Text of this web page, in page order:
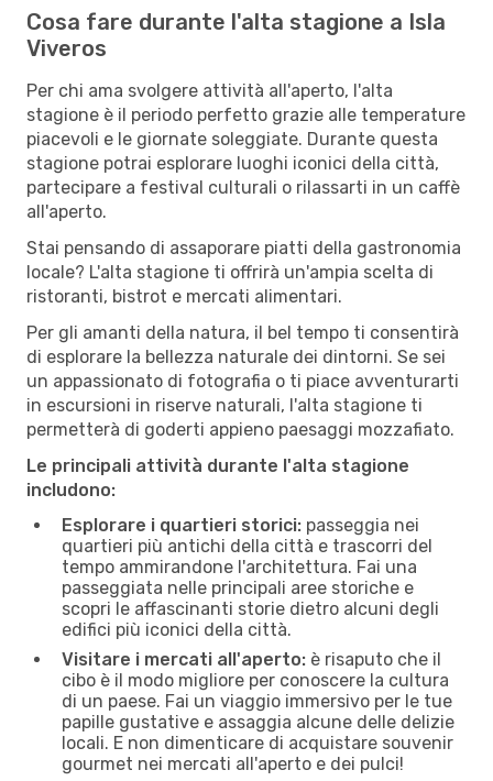
Cosa fare durante l'alta stagione a Isla
Viveros
Per chi ama svolgere attività all'aperto, l'alta
stagione è il periodo perfetto grazie alle temperature
piacevoli e le giornate soleggiate. Durante questa
stagione potrai esplorare luoghi iconici della città,
partecipare a festival culturali o rilassarti in un caffè
all'aperto.
Stai pensando di assaporare piatti della gastronomia
locale? L'alta stagione ti offrirà un'ampia scelta di
ristoranti, bistrot e mercati alimentari.
Per gli amanti della natura, il bel tempo ti consentirà
di esplorare la bellezza naturale dei dintorni. Se sei
un appassionato di fotografia o ti piace avventurarti
in escursioni in riserve naturali, l'alta stagione ti
permetterà di goderti appieno paesaggi mozzafiato.
Le principali attività durante l'alta stagione
includono:
Esplorare i quartieri storici: passeggia nei
quartieri più antichi della città e trascorri del
tempo ammirandone l'architettura. Fai una
passeggiata nelle principali aree storiche e
scopri le affascinanti storie dietro alcuni degli
edifici più iconici della città.
Visitare i mercati all'aperto: è risaputo che il
cibo è il modo migliore per conoscere la cultura
di un paese. Fai un viaggio immersivo per le tue
papille gustative e assaggia alcune delle delizie
locali. E non dimenticare di acquistare souvenir
gourmet nei mercati all'aperto e dei pulci!